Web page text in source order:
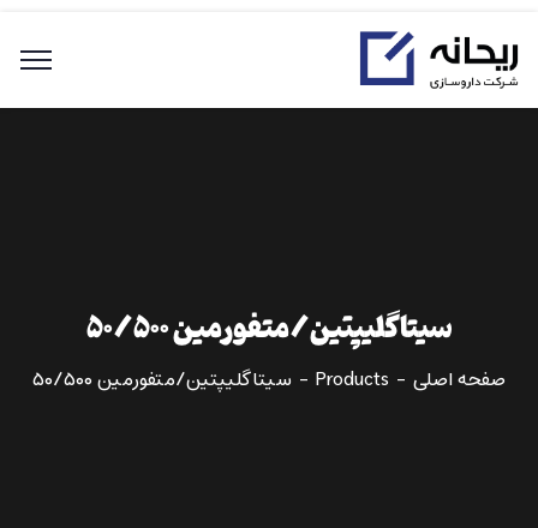
سیتاگلیپتین/متفورمین ۵۰/۵۰۰
صفحه اصلی Products سیتاگلیپتین/متفورمین ۵۰/۵۰۰